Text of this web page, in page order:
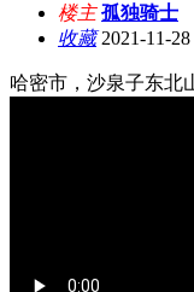
楼主 孤独骑士
收藏2021-11-28
哈密市，沙泉子东北